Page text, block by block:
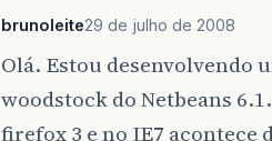
brunoleite29 de julho de 2008
Olá. Estou desenvolvendo
woodstock do Netbeans
firefox 3 e no IE7 acontece